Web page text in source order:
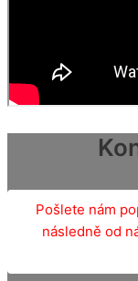
Pošlete nám
následně od